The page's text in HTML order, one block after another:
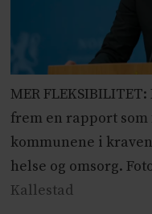
MER
frem en rapport
kommunene i
helse og omsorg.
Kallestad